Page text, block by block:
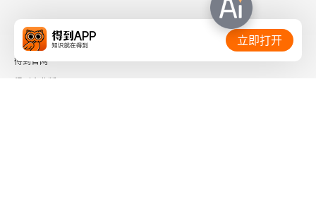
相关链接：
得到官网
立即打开